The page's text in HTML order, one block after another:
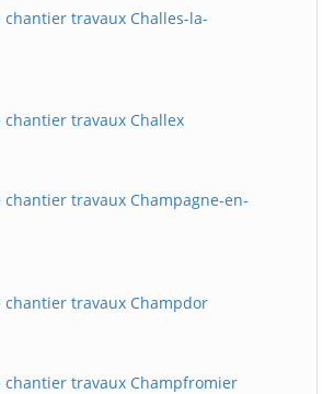
chantier travaux Challes-la-
chantier travaux Challex
chantier travaux Champagne-en-
chantier travaux Champdor
chantier travaux Champfromier